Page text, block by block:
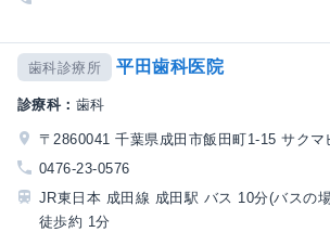
歯科診療所 平田歯科医院
診療科： 歯科
〒2860041 千葉県成田市飯田町1-15 サクマ
0476-23-0576
JR東日本 成田線 成田駅 バス 10分(バスの
徒歩約 1分